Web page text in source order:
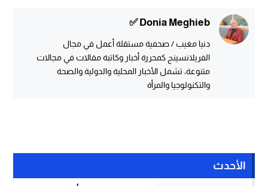
Donia Meghieb ✅
دنيا مغيب / صحفية مستقلة أعمل في مجال
الفريلانسينج كمحررة أخبار وكاتبة مقالات في مجالات
متنوعة، تشمل الأخبار المحلية والدولية والصحة
والتكنولوجيا والمرأة
الأحدث